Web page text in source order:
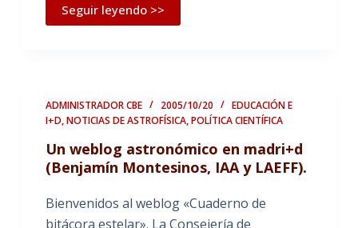
Seguir leyendo >>
ADMINISTRADOR CBE 2005/10/20
EDUCACIÓN E
I+D,NOTICIAS DE ASTROFÍSICA,POLÍTICA CIENTÍFICA
Un weblog astronómico en madri+d
(Benjamín Montesinos, IAA y LAEFF).
Bienvenidos al weblog «Cuaderno de
bitácora estelar». La Consejería de